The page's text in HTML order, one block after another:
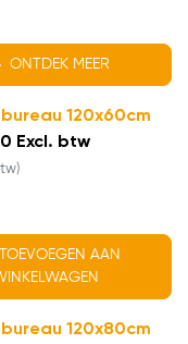
ONTDEK MEER
120x60cm
Excl. btw
TOEVOEGEN AAN
120x80cm